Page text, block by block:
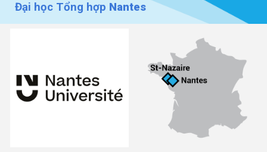
Đại học Tổng hợp Nantes